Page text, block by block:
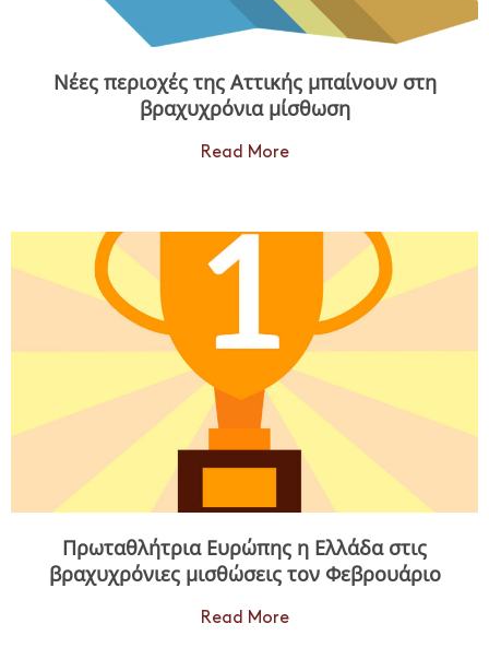
Νέες περιοχές της Αττικής μπαίνουν στη
βραχυχρόνια μίσθωση
Read More
Πρωταθλήτρια Ευρώπης η Ελλάδα στις
βραχυχρόνιες μισθώσεις τον Φεβρουάριο
Read More